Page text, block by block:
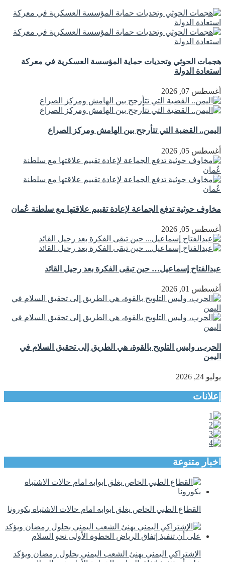
هجمات الحوثي وتحديات حماية المؤسسة العسكرية في معركة
استعادة الدولة
أغسطس 07, 2026
اليمن.. القضية التي تتأرجح بين الهامش ومركز الصراع
أغسطس 05, 2026
مخاوف حوثية تدفع الجماعة لإعادة تقييم علاقتها مع سلطنة عُمان
أغسطس 05, 2026
عبدالفتاح إسماعيل… حين تبقى الفكرة بعد رحيل القائد
أغسطس 01, 2026
الحرب، وليس التلويح بالقوة، هي الطريق إلى تحقيق السلام في
اليمن
يوليو 24, 2026
إعلانات
اخبار متنوعة
القطاع الطبي الخاص يغلق ابوابه امام حالات الاشتباه بكورونا
الإشتراكي اليمني يهنئ الشعب اليمني بحلول رمضان ويؤكد